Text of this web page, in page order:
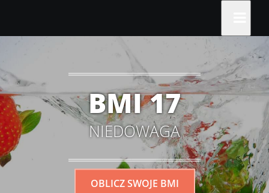
BMI 17
NIEDOWAGA
OBLICZ SWOJE BMI